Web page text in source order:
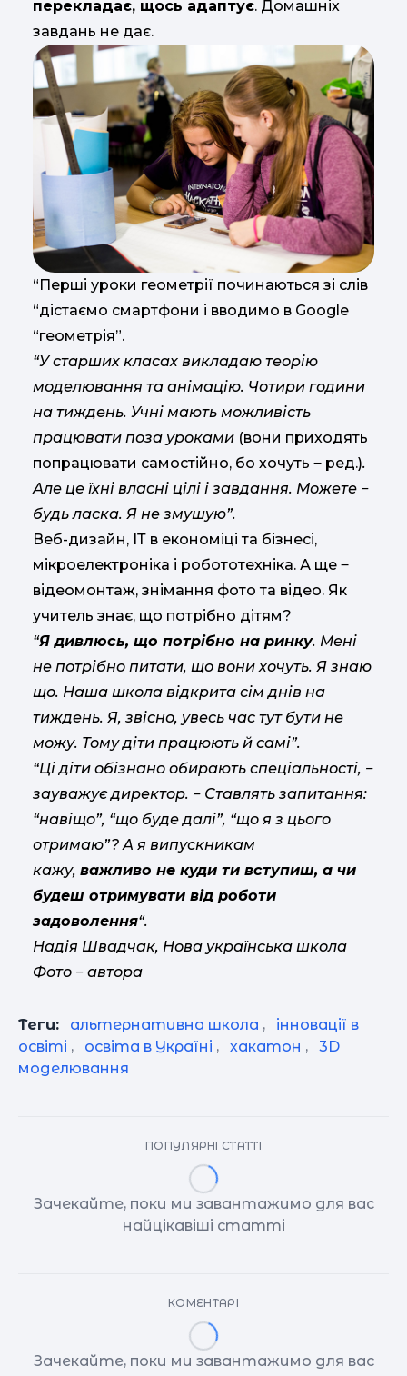
перекладає, щось адаптує. Домашніх
завдань не дає.
“Перші уроки геометрії починаються зі слів
“дістаємо смартфони і вводимо в Google
“геометрія”.
“У старших класах викладаю теорію
моделювання та анімацію. Чотири години
на тиждень. Учні мають можливість
працювати поза уроками (вони приходять
попрацювати самостійно, бо хочуть ‒ ред.).
Але це їхні власні цілі і завдання. Можете ‒
будь ласка. Я не змушую”.
Веб-дизайн, ІТ в економіці та бізнесі,
мікроелектроніка і робототехніка. А ще ‒
відеомонтаж, знімання фото та відео. Як
учитель знає, що потрібно дітям?
“Я дивлюсь, що потрібно на ринку. Мені
не потрібно питати, що вони хочуть. Я знаю
що. Наша школа відкрита сім днів на
тиждень. Я, звісно, увесь час тут бути не
можу. Тому діти працюють й самі”.
“Ці діти обізнано обирають спеціальності, ‒
зауважує директор. ‒ Ставлять запитання:
“навіщо”, “що буде далі”, “що я з цього
отримаю”? А я випускникам
кажу, важливо не куди ти вступиш, а чи
будеш отримувати від роботи
задоволення“.
Надія Швадчак, Нова українська школа
Фото ‒ автора
Теги: альтернативна школа ,
інновації в
освіті , освіта в Україні , хакатон ,
3D
моделювання
ПОПУЛЯРНІ СТАТТІ
Зачекайте, поки ми завантажимо для вас
найцікавіші статті
КОМЕНТАРІ
Зачекайте, поки ми завантажимо для вас